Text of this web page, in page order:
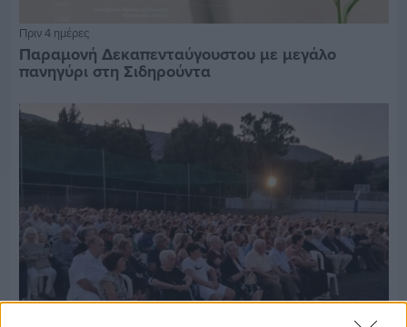
Πριν 4 ημέρες
Παραμονή Δεκαπενταύγουστου με μεγάλο
πανηγύρι στη Σιδηρούντα